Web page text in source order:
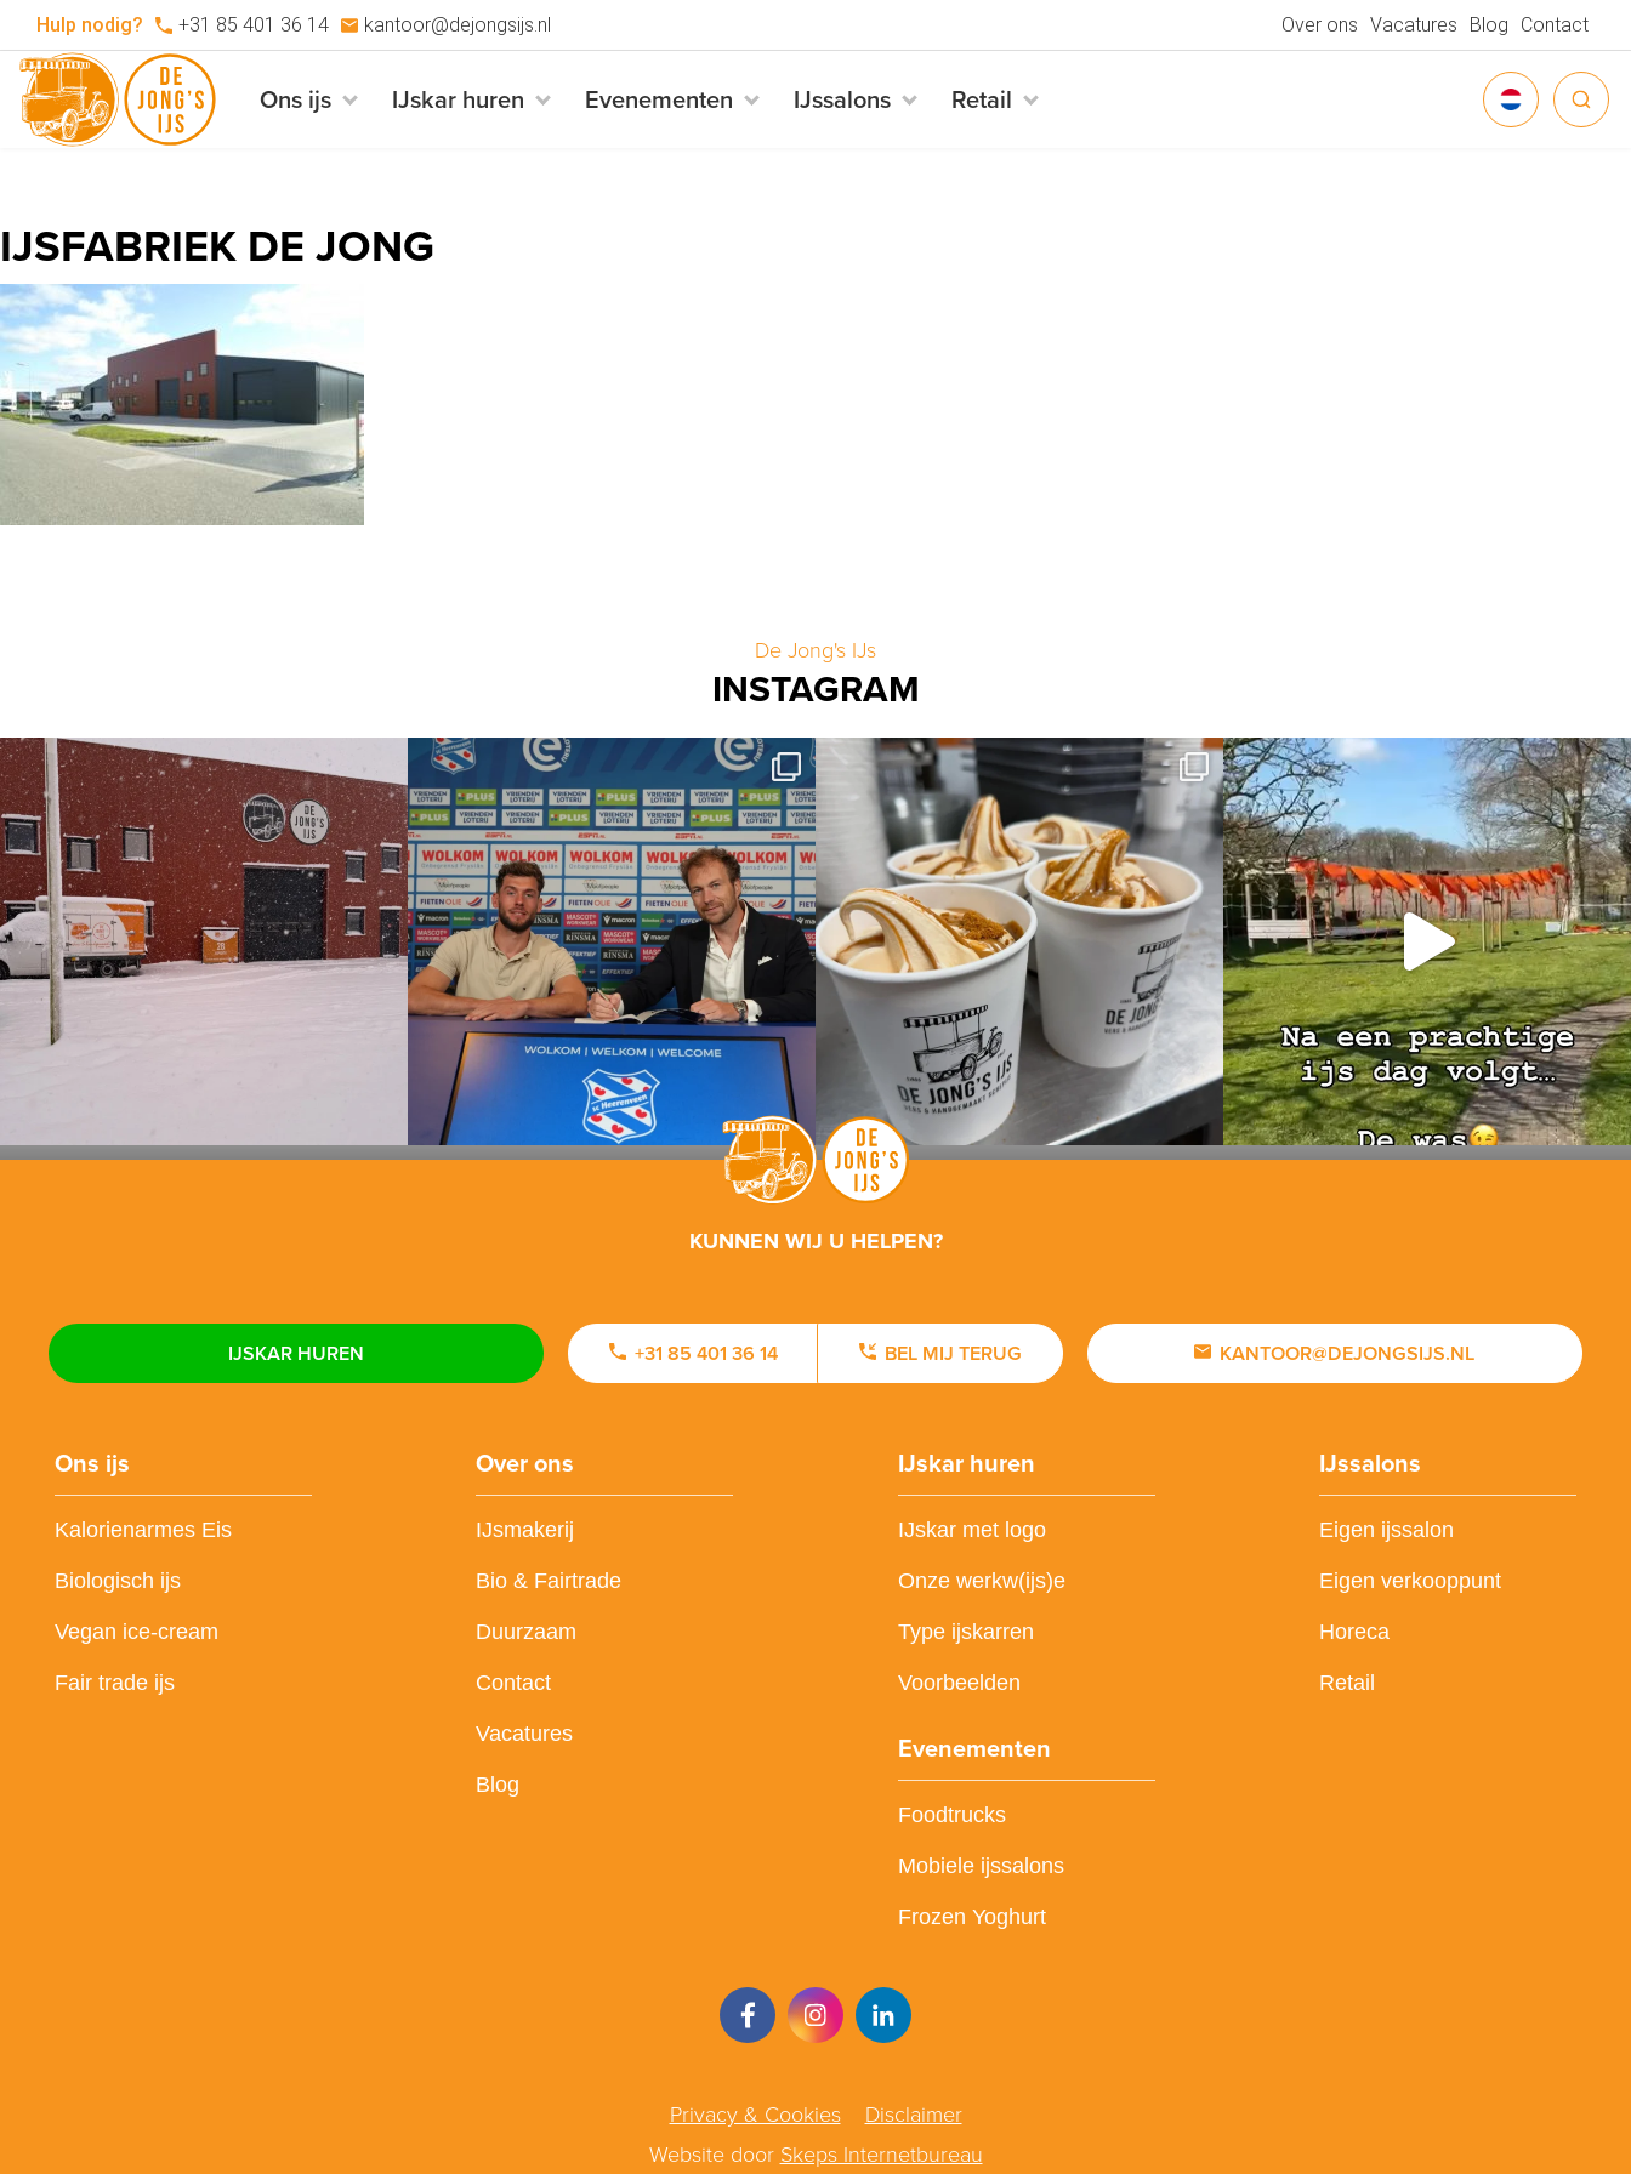
Hulp nodig? +31 85 401 36 14 kantoor@dejongsijs.nl Over ons Vacatures Blog Contact
Ons ijs IJskar huren Evenementen IJssalons Retail
IJSFABRIEK DE JONG
De Jong's IJs
INSTAGRAM
KUNNEN WIJ U HELPEN?
IJSKAR HUREN +31 85 401 36 14 BEL MIJ TERUG KANTOOR@DEJONGSIJS.NL
Ons ijs
Kalorienarmes Eis
Biologisch ijs
Vegan ice-cream
Fair trade ijs
Over ons
IJsmakerij
Bio & Fairtrade
Duurzaam
Contact
Vacatures
Blog
IJskar huren
IJskar met logo
Onze werkw(ijs)e
Type ijskarren
Voorbeelden
Evenementen
Foodtrucks
Mobiele ijssalons
Frozen Yoghurt
IJssalons
Eigen ijssalon
Eigen verkooppunt
Horeca
Retail
Privacy & Cookies
Disclaimer
Website door Skeps Internetbureau